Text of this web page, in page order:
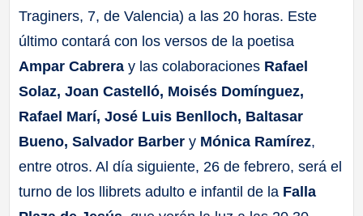
Traginers, 7, de Valencia) a las 20 horas. Este
último contará con los versos de la poetisa
Ampar Cabrera y las colaboraciones Rafael
Solaz, Joan Castelló, Moisés Domínguez,
Rafael Marí, José Luis Benlloch, Baltasar
Bueno, Salvador Barber y Mónica Ramírez,
entre otros. Al día siguiente, 26 de febrero, será el
turno de los llibrets adulto e infantil de la Falla